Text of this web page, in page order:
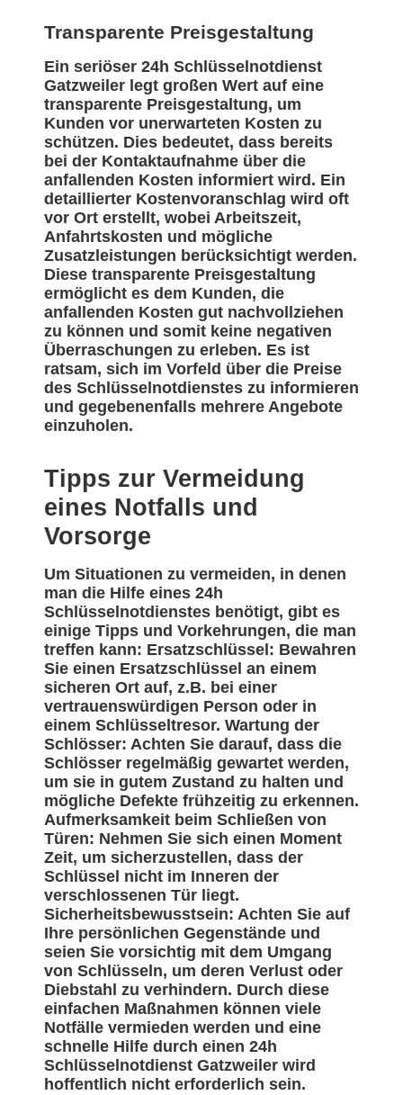
Transparente Preisgestaltung
Ein seriöser 24h Schlüsselnotdienst
Gatzweiler legt großen Wert auf eine
transparente Preisgestaltung, um
Kunden vor unerwarteten Kosten zu
schützen. Dies bedeutet, dass bereits
bei der Kontaktaufnahme über die
anfallenden Kosten informiert wird. Ein
detaillierter Kostenvoranschlag wird oft
vor Ort erstellt, wobei Arbeitszeit,
Anfahrtskosten und mögliche
Zusatzleistungen berücksichtigt werden.
Diese transparente Preisgestaltung
ermöglicht es dem Kunden, die
anfallenden Kosten gut nachvollziehen
zu können und somit keine negativen
Überraschungen zu erleben. Es ist
ratsam, sich im Vorfeld über die Preise
des Schlüsselnotdienstes zu informieren
und gegebenenfalls mehrere Angebote
einzuholen.
Tipps zur Vermeidung
eines Notfalls und
Vorsorge
Um Situationen zu vermeiden, in denen
man die Hilfe eines 24h
Schlüsselnotdienstes benötigt, gibt es
einige Tipps und Vorkehrungen, die man
treffen kann: Ersatzschlüssel: Bewahren
Sie einen Ersatzschlüssel an einem
sicheren Ort auf, z.B. bei einer
vertrauenswürdigen Person oder in
einem Schlüsseltresor. Wartung der
Schlösser: Achten Sie darauf, dass die
Schlösser regelmäßig gewartet werden,
um sie in gutem Zustand zu halten und
mögliche Defekte frühzeitig zu erkennen.
Aufmerksamkeit beim Schließen von
Türen: Nehmen Sie sich einen Moment
Zeit, um sicherzustellen, dass der
Schlüssel nicht im Inneren der
verschlossenen Tür liegt.
Sicherheitsbewusstsein: Achten Sie auf
Ihre persönlichen Gegenstände und
seien Sie vorsichtig mit dem Umgang
von Schlüsseln, um deren Verlust oder
Diebstahl zu verhindern. Durch diese
einfachen Maßnahmen können viele
Notfälle vermieden werden und eine
schnelle Hilfe durch einen 24h
Schlüsselnotdienst Gatzweiler wird
hoffentlich nicht erforderlich sein.